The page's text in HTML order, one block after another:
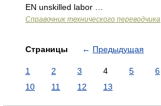
EN unskilled labor …
Справочник технического переводчика
Страницы ← Предыдущая
1 2 3 4 5 6
10
11 12 13